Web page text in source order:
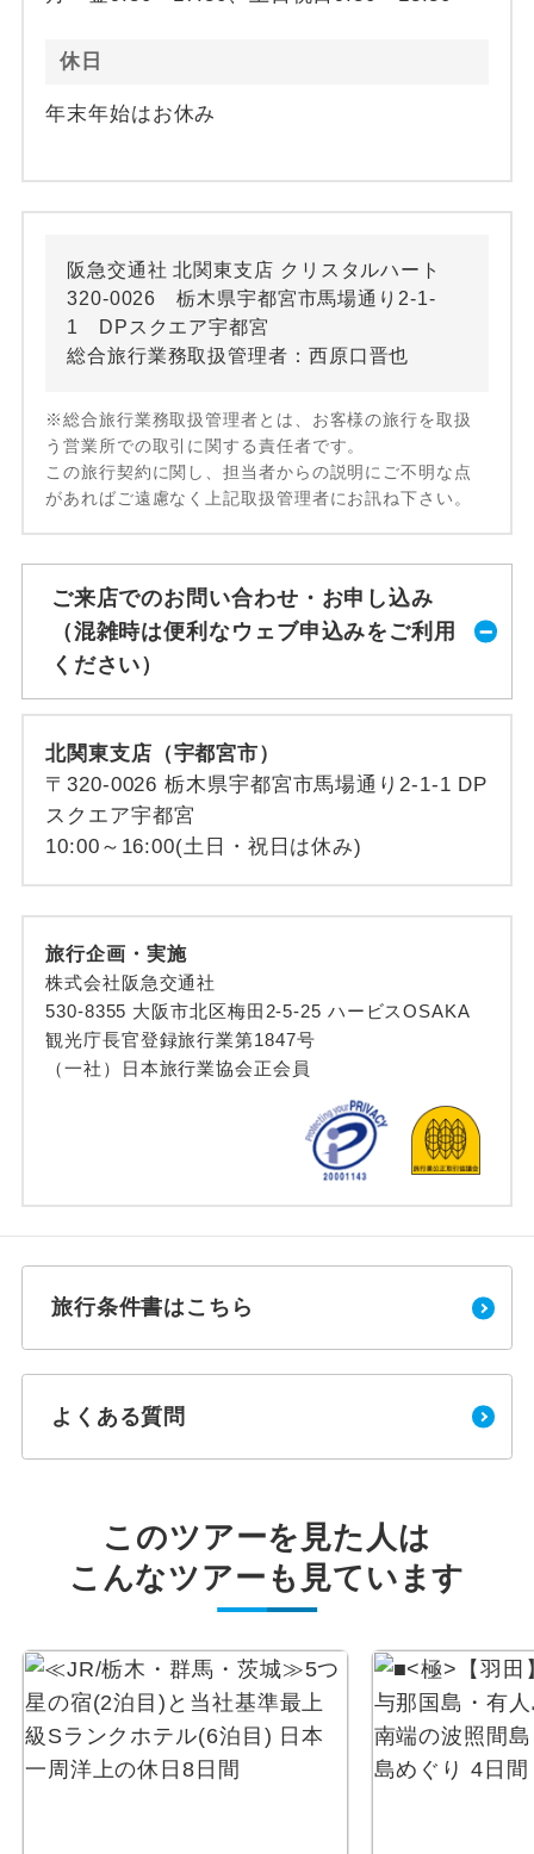
休日
年末年始はお休み
阪急交通社 北関東支店 クリスタルハート
320-0026 栃木県宇都宮市馬場通り2-1-
1 DPスクエア宇都宮
総合旅行業務取扱管理者：西原口晋也
※総合旅行業務取扱管理者とは、お客様の旅行を取扱
う営業所での取引に関する責任者です。
この旅行契約に関し、担当者からの説明にご不明な点
があればご遠慮なく上記取扱管理者にお訊ね下さい。
ご来店でのお問い合わせ・お申し込み
（混雑時は便利なウェブ申込みをご利用
ください）
北関東支店（宇都宮市）
〒320-0026 栃木県宇都宮市馬場通り2-1-1 DP
スクエア宇都宮
10:00～16:00(土日・祝日は休み)
旅行企画・実施
株式会社阪急交通社
530-8355 大阪市北区梅田2-5-25 ハービスOSAKA
観光庁長官登録旅行業第1847号
（一社）日本旅行業協会正会員
旅行条件書はこちら
よくある質問
このツアーを見た人は
こんなツアーも見ています